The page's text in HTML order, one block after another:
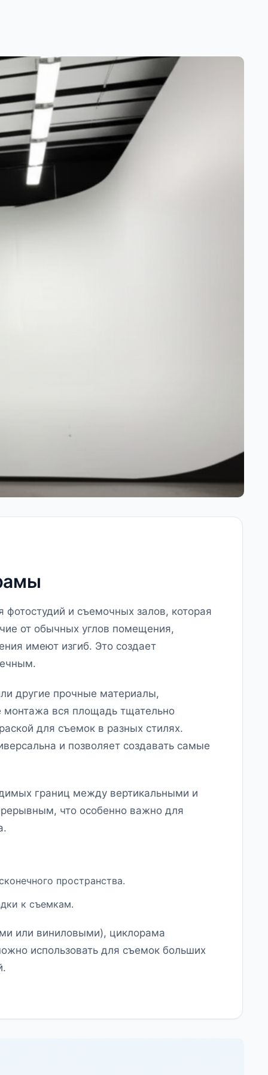
и съемочных залов, которая
от обычных углов помещения,
имеют изгиб. Это создает
другие прочные материалы,
монтажа вся площадь тщательно
для съемок в разных стилях.
и позволяет создавать самые
границ между вертикальными и
что особенно важно для
пространства.
к съемкам.
или виниловыми), циклорама
использовать для съемок больших